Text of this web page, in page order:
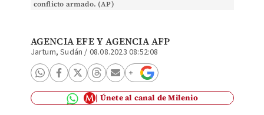
conflicto armado. (AP)
AGENCIA EFEY AGENCIA AFP
Jartum, Sudán / 08.08.2023 08:52:08
Únete al canal de Milenio